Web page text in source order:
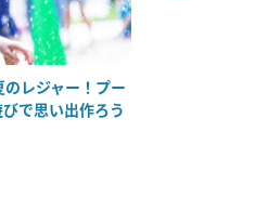
のレジャー！プー
で思い出作ろう